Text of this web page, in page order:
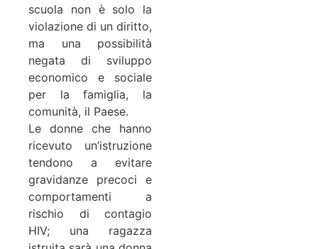
scuola non è solo la
violazione di un diritto,
ma una possibilità
negata di sviluppo
economico e sociale
per la famiglia, la
comunità, il Paese.
Le donne che hanno
ricevuto un’istruzione
tendono a evitare
gravidanze precoci e
comportamenti a
rischio di contagio
HIV; una ragazza